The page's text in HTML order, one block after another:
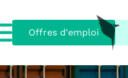
Offres d'emploi